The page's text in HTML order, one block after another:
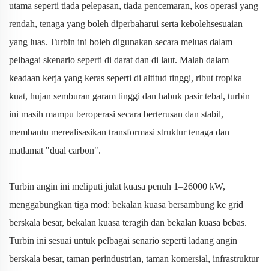
utama seperti tiada pelepasan, tiada pencemaran, kos operasi yang
rendah, tenaga yang boleh diperbaharui serta kebolehsesuaian
yang luas. Turbin ini boleh digunakan secara meluas dalam
pelbagai skenario seperti di darat dan di laut. Malah dalam
keadaan kerja yang keras seperti di altitud tinggi, ribut tropika
kuat, hujan semburan garam tinggi dan habuk pasir tebal, turbin
ini masih mampu beroperasi secara berterusan dan stabil,
membantu merealisasikan transformasi struktur tenaga dan
matlamat "dual carbon".
Turbin angin ini meliputi julat kuasa penuh 1–26000 kW,
menggabungkan tiga mod: bekalan kuasa bersambung ke grid
berskala besar, bekalan kuasa teragih dan bekalan kuasa bebas.
Turbin ini sesuai untuk pelbagai senario seperti ladang angin
berskala besar, taman perindustrian, taman komersial, infrastruktur